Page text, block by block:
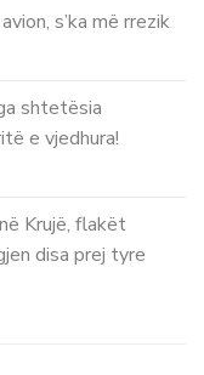
s’ka më rrezik
shtetësia
e vjedhura!
Krujë, flakët
disa prej tyre